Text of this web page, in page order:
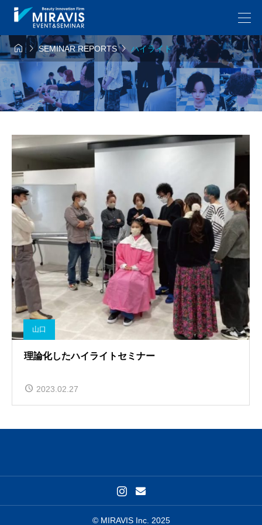
SEMINAR REPORTSハイライト
山口
理論化したハイライトセミナー
2023.02.27
© MIRAVIS Inc. 2025